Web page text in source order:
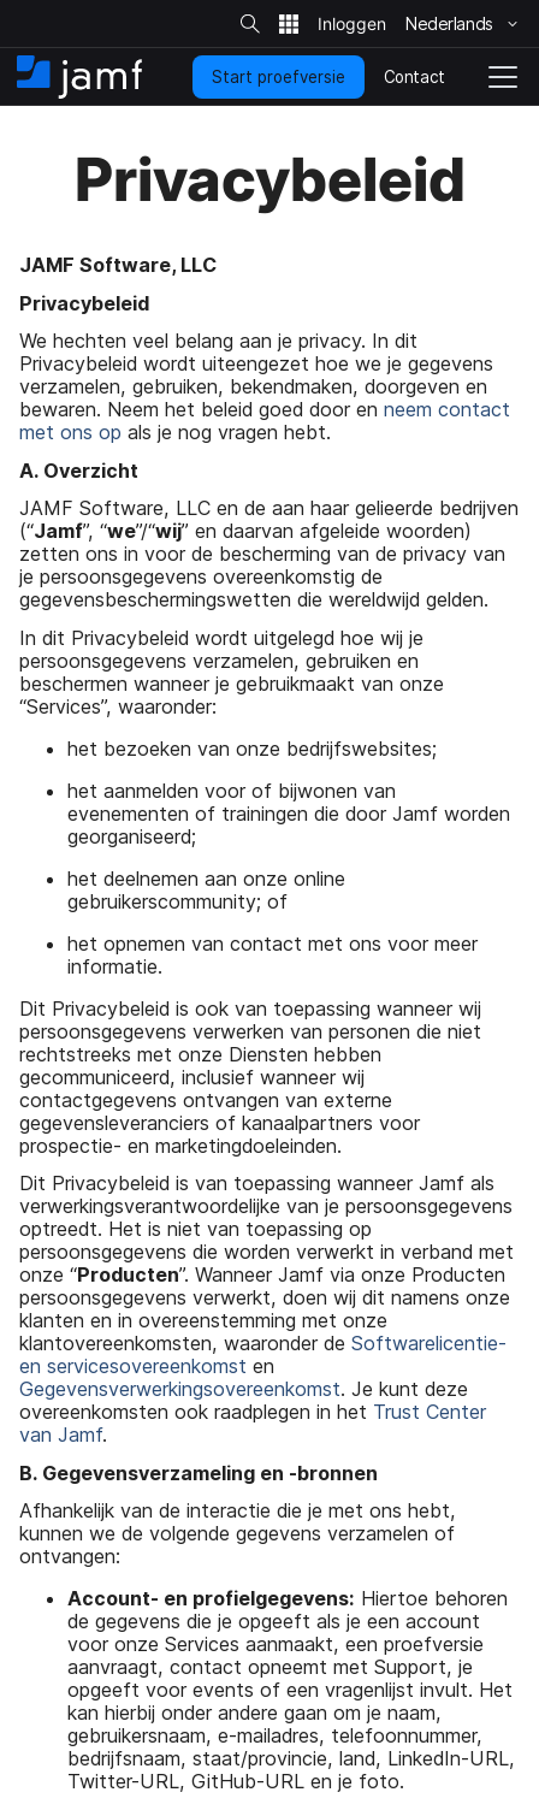
a
a
r
n
d
r
w
e
r
p
Z
o
e
k
o
p
s
e
Nederlands
B
e
n
S
c
t
Start proefversie Contact
Privacybeleid
JAMF Software, LLC
Privacybeleid
We hechten veel belang aan je privacy. In dit
Privacybeleid wordt uiteengezet hoe we je gegevens
verzamelen, gebruiken, bekendmaken, doorgeven en
bewaren. Neem het beleid goed door en neem contact
met ons op als je nog vragen hebt.
A. Overzicht
JAMF Software, LLC en de aan haar gelieerde bedrijven
(“Jamf”, “we”/“wij” en daarvan afgeleide woorden)
zetten ons in voor de bescherming van de privacy van
je persoonsgegevens overeenkomstig de
gegevensbeschermingswetten die wereldwijd gelden.
In dit Privacybeleid wordt uitgelegd hoe wij je
persoonsgegevens verzamelen, gebruiken en
beschermen wanneer je gebruikmaakt van onze
“Services”, waaronder:
het bezoeken van onze bedrijfswebsites;
het aanmelden voor of bijwonen van
evenementen of trainingen die door Jamf worden
georganiseerd;
het deelnemen aan onze online
gebruikerscommunity; of
het opnemen van contact met ons voor meer
informatie.
Dit Privacybeleid is ook van toepassing wanneer wij
persoonsgegevens verwerken van personen die niet
rechtstreeks met onze Diensten hebben
gecommuniceerd, inclusief wanneer wij
contactgegevens ontvangen van externe
gegevensleveranciers of kanaalpartners voor
prospectie- en marketingdoeleinden.
Dit Privacybeleid is van toepassing wanneer Jamf als
verwerkingsverantwoordelijke van je persoonsgegevens
optreedt. Het is niet van toepassing op
persoonsgegevens die worden verwerkt in verband met
onze “Producten”. Wanneer Jamf via onze Producten
persoonsgegevens verwerkt, doen wij dit namens onze
klanten en in overeenstemming met onze
klantovereenkomsten, waaronder de Softwarelicentie-
en servicesovereenkomst en
Gegevensverwerkingsovereenkomst. Je kunt deze
overeenkomsten ook raadplegen in het Trust Center
van Jamf.
B. Gegevensverzameling en -bronnen
Afhankelijk van de interactie die je met ons hebt,
kunnen we de volgende gegevens verzamelen of
ontvangen:
Account- en profielgegevens: Hiertoe behoren
de gegevens die je opgeeft als je een account
voor onze Services aanmaakt, een proefversie
aanvraagt, contact opneemt met Support, je
opgeeft voor events of een vragenlijst invult. Het
kan hierbij onder andere gaan om je naam,
gebruikersnaam, e-mailadres, telefoonnummer,
bedrijfsnaam, staat/provincie, land, LinkedIn-URL,
Twitter-URL, GitHub-URL en je foto.